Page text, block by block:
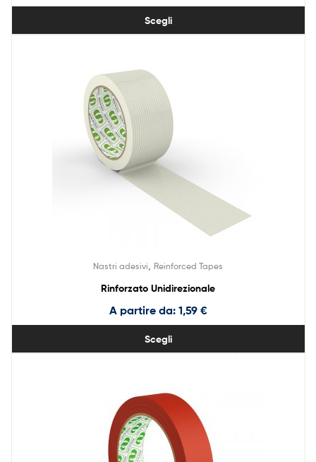
Scegli
Nastri adesivi, Reinforced Tapes
Rinforzato Unidirezionale
A partire da: 1,59 €
Scegli